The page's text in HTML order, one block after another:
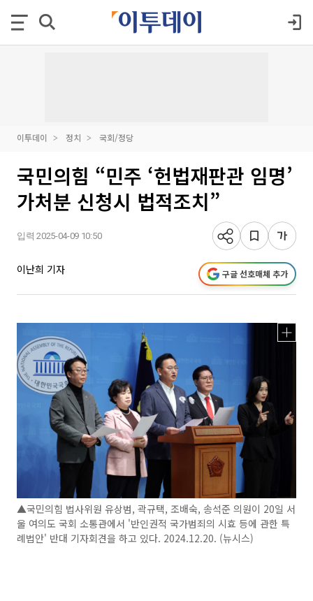
이투데이 정치 국회/정당
국민의힘 “민주 ‘헌법재판관 임명’
가처분 신청시 법적조치”
입력 2025-04-09 10:50
이난희 기자 구글 선호매체 추가
▲국민의힘 법사위원 유상범, 곽규택, 조배숙, 송석준 의원이 20일 서
울 여의도 국회 소통관에서 '반인권적 국가범죄의 시효 등에 관한 특
례법안' 반대 기자회견을 하고 있다. 2024.12.20. (뉴시스)